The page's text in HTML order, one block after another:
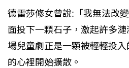
德雷莎修女曾說:「我無法改
面投下一顆石子，激起許多
場兒童劇正是一顆被輕輕投
的心裡開始擴散。